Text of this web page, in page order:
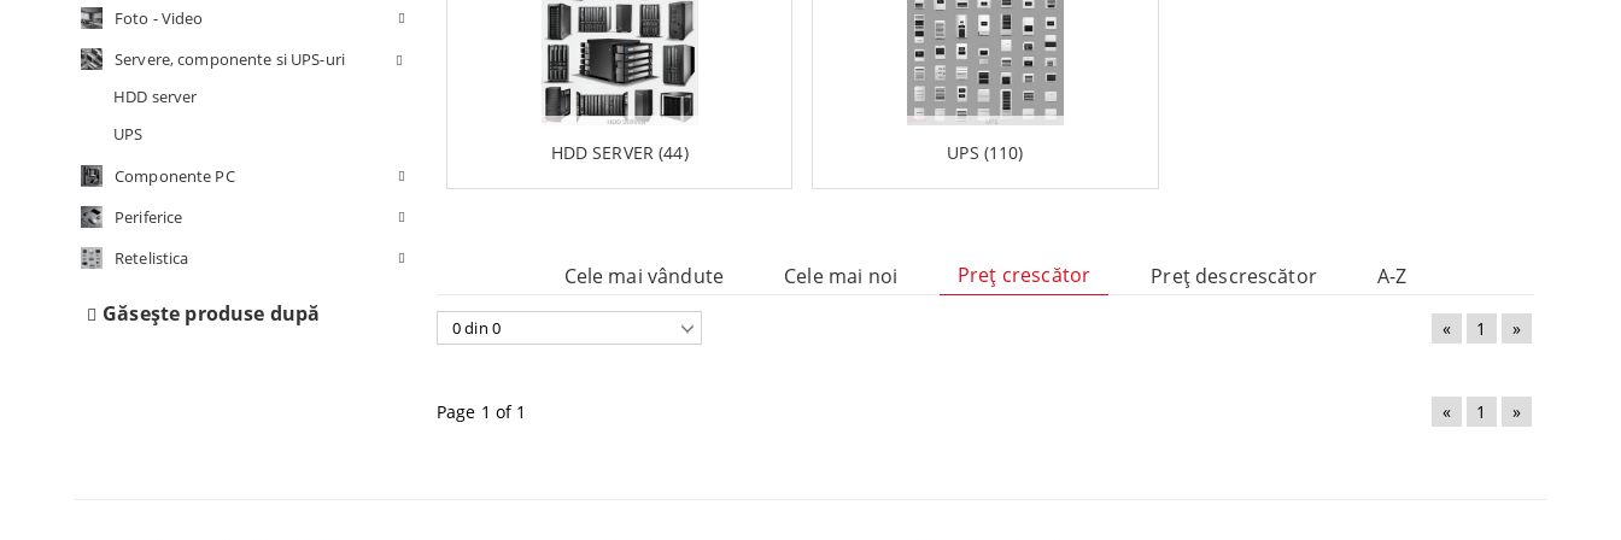
Periferice
Retelistica
Supraveghere Video IP
Servere, componente si UPS-uri
Componente PC
Alte componente
Foto - Video
Servere, componente si UPS-uri
HDD server
UPS
Componente PC
Periferice
Retelistica
Găseşte produse după
HDD SERVER (44) UPS (110)
Cele mai vândute Cele mai noi Preţ crescător Preţ descrescător A-Z
« 1 »
Page 1 of 1 « 1 »